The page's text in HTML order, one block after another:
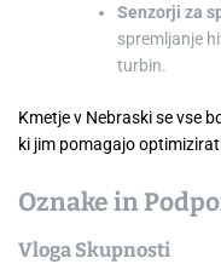
Senzorji za
spremljanje
turbin.
Kmetje v Nebraski se vse
ki jim pomagajo
Oznake in
Vloga Skupnosti